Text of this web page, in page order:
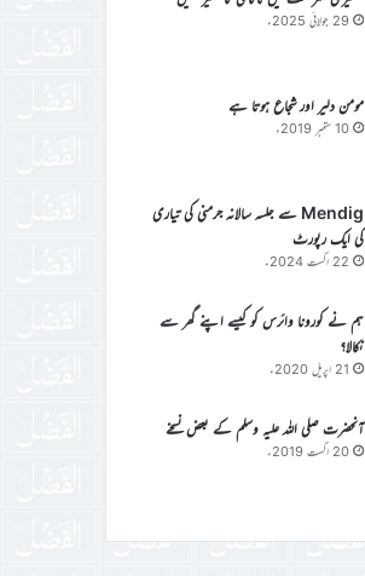
29 جولائی 2025ء
مومن دلیر اور شجاع ہوتا ہے
10 ستمبر 2019ء
Mendig سے جلسہ سالانہ جرمنی کی تیاری
کی ایک رپورٹ
22 اگست 2024ء
ہم نے کورونا وائرس کو کیسے اپنے گھر سے
نکالا؟
21 اپریل 2020ء
آنحضرت صلی اللہ علیہ وسلم کے بعض نسخے
20 اگست 2019ء